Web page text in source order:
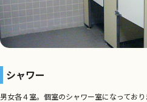
シャワー
男女各４室。個室のシャワー室になってお